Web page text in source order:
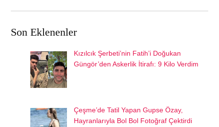
Son Eklenenler
Kızılcık Şerbeti’nin Fatih’i Doğukan
Güngör’den Askerlik İtirafı: 9 Kilo Verdim
Çeşme’de Tatil Yapan Gupse Özay,
Hayranlarıyla Bol Bol Fotoğraf Çektirdi